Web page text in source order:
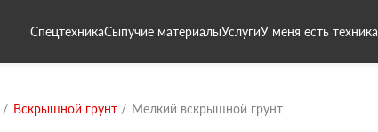
СпецтехникаСыпучие материалыУслугиУ меня есть техника
Вскрышной грунт Мелкий вскрышной грунт